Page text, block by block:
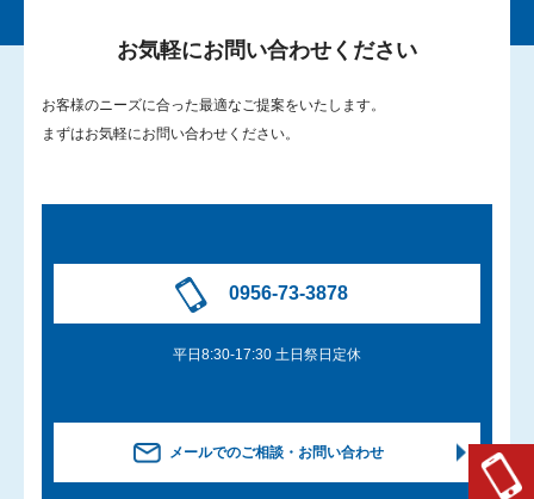
お気軽にお問い合わせください
お客様のニーズに合った最適なご提案をいたします。
まずはお気軽にお問い合わせください。
0956-73-3878
平日8:30-17:30 土日祭日定休
メールでのご相談・お問い合わせ